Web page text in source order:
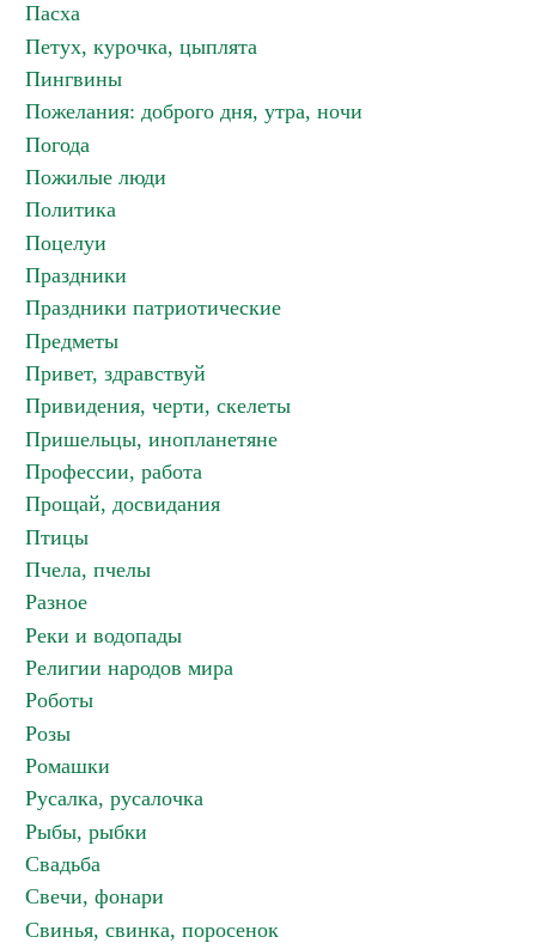
Пасха
Петух, курочка, цыплята
Пингвины
Пожелания: доброго дня, утра, ночи
Погода
Пожилые люди
Политика
Поцелуи
Праздники
Праздники патриотические
Предметы
Привет, здравствуй
Привидения, черти, скелеты
Пришельцы, инопланетяне
Профессии, работа
Прощай, досвидания
Птицы
Пчела, пчелы
Разное
Реки и водопады
Религии народов мира
Роботы
Розы
Ромашки
Русалка, русалочка
Рыбы, рыбки
Свадьба
Свечи, фонари
Свинья, свинка, поросенок